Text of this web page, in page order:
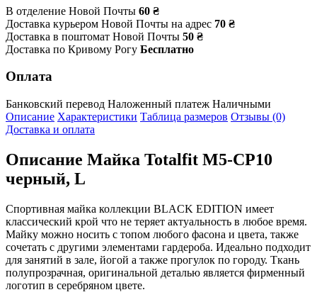
В отделение Новой Почты 60 ₴
Доставка курьером Новой Почты на адрес 70 ₴
Доставка в поштомат Новой Почты 50 ₴
Доставка по Кривому Рогу Бесплатно
Оплата
Банковский перевод Наложенный платеж Наличными
Описание Характеристики Таблица размеров Отзывы (0)
Доставка и оплата
Описание Майка Totalfit M5-CP10
черный, L
Спортивная майка коллекции BLACK EDITION имеет
классический крой что не теряет актуальность в любое время.
Майку можно носить с топом любого фасона и цвета, также
сочетать с другими элементами гардероба. Идеально подходит
для занятий в зале, йогой а также прогулок по городу. Ткань
полупрозрачная, оригинальной деталью является фирменный
логотип в серебряном цвете.